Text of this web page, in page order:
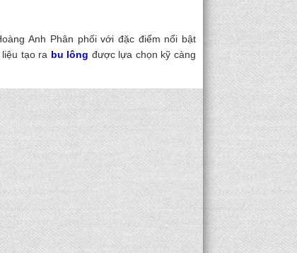
Anh Phân phối với đặc điểm nổi bật
tạo ra bu lông được lựa chọn kỹ càng